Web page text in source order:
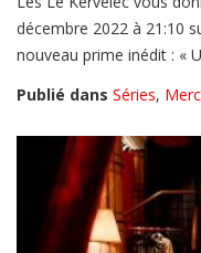
décembre 2022 à 21:10
nouveau prime inédit : «
Publié dans Séries,